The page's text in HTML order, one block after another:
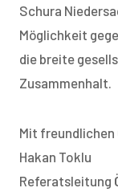
Schura
Möglichkeit
die breite
Zusammenhalt.
Mit freundlichen
Hakan Toklu
Referatsleitung